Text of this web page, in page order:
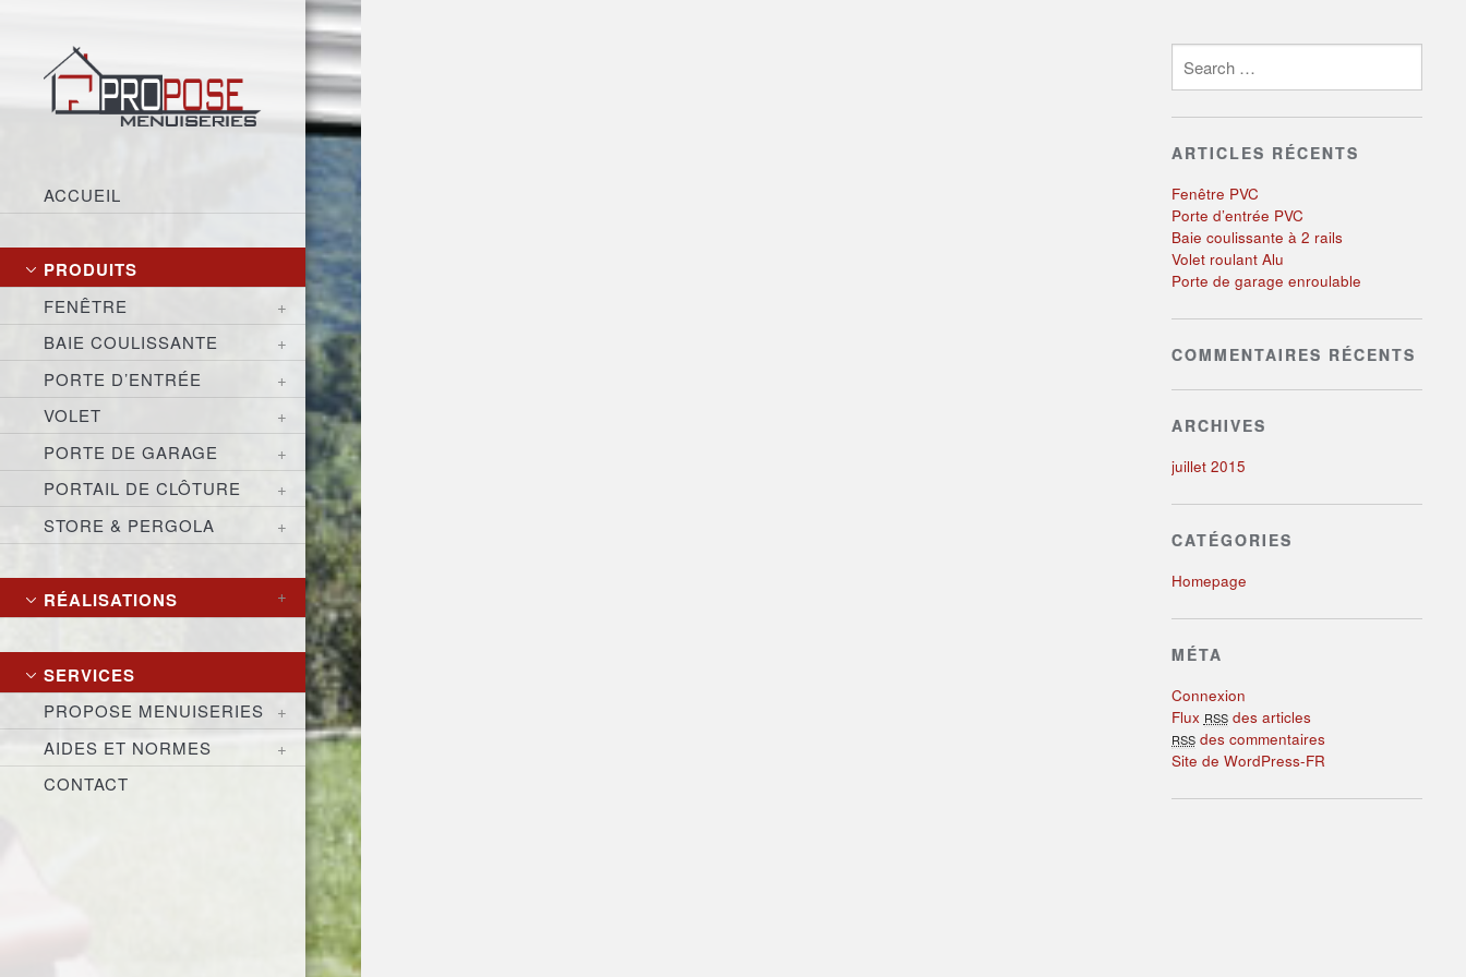
ACCUEIL
PRODUITS
FENÊTRE
BAIE COULISSANTE
PORTE D’ENTRÉE
VOLET
PORTE DE GARAGE
PORTAIL DE CLÔTURE
STORE & PERGOLA
RÉALISATIONS
SERVICES
PROPOSE MENUISERIES
AIDES ET NORMES
CONTACT
ARTICLES RÉCENTS
Fenêtre PVC
Porte d’entrée PVC
Baie coulissante à 2 rails
Volet roulant Alu
Porte de garage enroulable
COMMENTAIRES RÉCENTS
ARCHIVES
juillet 2015
CATÉGORIES
Homepage
MÉTA
Connexion
Flux RSSdes articles
RSSdes commentaires
Site de WordPress-FR